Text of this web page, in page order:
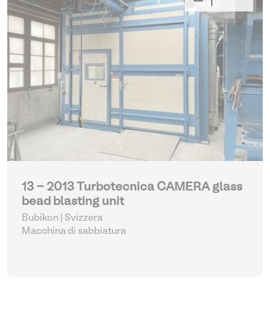
13 - 2013 Turbotecnica CAMERA glass
bead blasting unit
Bubikon | Svizzera
Macchina di sabbiatura